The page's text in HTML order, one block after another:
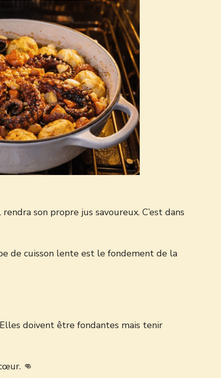
son propre jus savoureux. C’est dans
de cuisson lente est le fondement de la
doivent être fondantes mais tenir
👊